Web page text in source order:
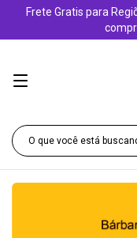
Frete Gratis para